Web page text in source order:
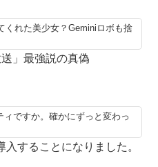
くれた美少女？Geminiロボも捨
」最強説の真偽
ですか。確かにずっと変わっ
することになりました。